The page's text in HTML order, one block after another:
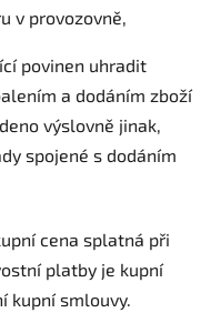
v provozovně,
povinen uhradit
a dodáním zboží
výslovně jinak,
spojené s dodáním
cena splatná při
platby je kupní
kupní smlouvy.